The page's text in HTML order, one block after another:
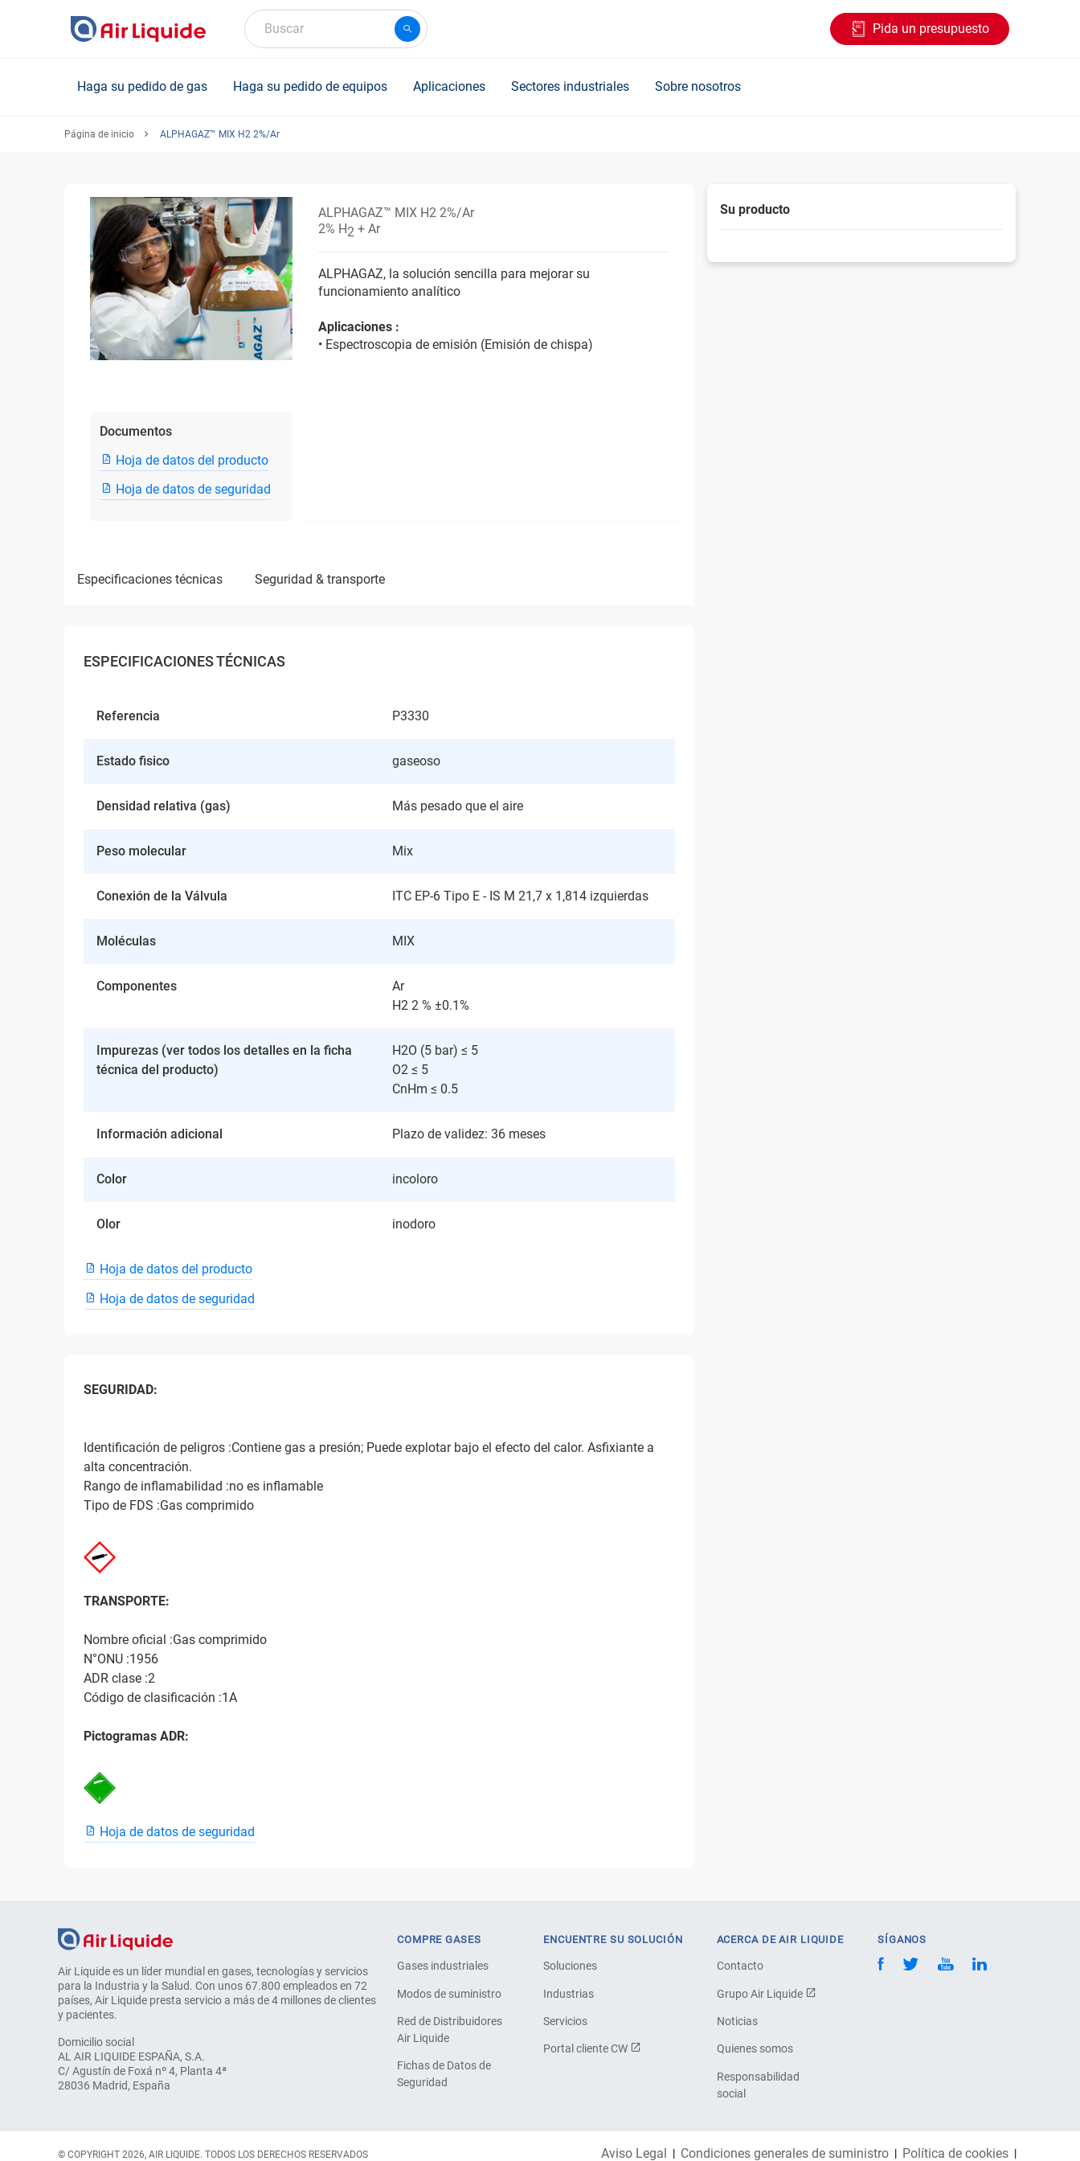
Buscar Pida un presupuesto
Haga su pedido de gas Haga su pedido de equipos Aplicaciones Sectores industriales Sobre nosotros
Página de inicio ALPHAGAZ™ MIX H2 2%/Ar
Documentos
Hoja de datos del producto
Hoja de datos de seguridad
ALPHAGAZ™ MIX H2 2%/Ar
2% H2 + Ar
ALPHAGAZ, la solución sencilla para mejorar su
funcionamiento analítico
Aplicaciones :
• Espectroscopia de emisión (Emisión de chispa)
especificaciones técnicas seguridad & transporte
ESPECIFICACIONES TÉCNICAS
Referencia P3330
Estado fisico gaseoso
Densidad relativa (gas) Más pesado que el aire
Peso molecular Mix
Conexión de la Válvula ITC EP-6 Tipo E - IS M 21,7 x 1,814 izquierdas
Moléculas MIX
Componentes
Ar
H2 2 % ±0.1%
Impurezas (ver todos los detalles en la ficha
técnica del producto)
H2O (5 bar) ≤ 5
O2 ≤ 5
CnHm ≤ 0.5
Información adicional Plazo de validez: 36 meses
Color incoloro
Olor inodoro
Hoja de datos del producto
Hoja de datos de seguridad
SEGURIDAD:
Identificación de peligros :Contiene gas a presión; Puede explotar bajo el efecto del calor. Asfixiante a
alta concentración.
Rango de inflamabilidad :no es inflamable
Tipo de FDS :Gas comprimido
TRANSPORTE:
Nombre oficial :Gas comprimido
N°ONU :1956
ADR clase :2
Código de clasificación :1A
Pictogramas ADR:
Hoja de datos de seguridad
Su producto
Air Liquide es un líder mundial en gases, tecnologías y servicios
para la Industria y la Salud. Con unos 67.800 empleados en 72
países, Air Liquide presta servicio a más de 4 millones de clientes
y pacientes.
Domicilio social
AL AIR LIQUIDE ESPAÑA, S.A.
C/ Agustín de Foxá nº 4, Planta 4ª
28036 Madrid, España
COMPRE GASES
Gases industriales
Modos de suministro
Red de Distribuidores
Air Liquide
Fichas de Datos de
Seguridad
ENCUENTRE SU SOLUCIÓN
Soluciones
Industrias
Servicios
Portal cliente CW
ACERCA DE AIR LIQUIDE
Contacto
Grupo Air Liquide
Noticias
Quienes somos
Responsabilidad
social
SÍGANOS
© COPYRIGHT 2026, AIR LIQUIDE. TODOS LOS DERECHOS RESERVADOS Aviso Legal Condiciones generales de suministro Política de cookies